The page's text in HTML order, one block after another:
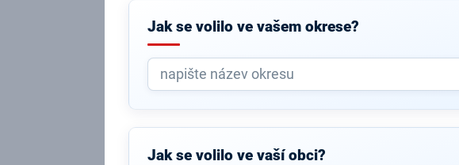
Jak se volilo ve vašem okrese?
Jak se volilo ve vaší obci?